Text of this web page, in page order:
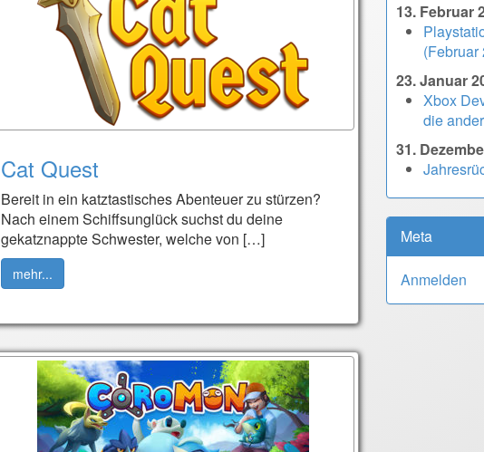
Cat Quest
Bereit in ein katztastisches Abenteuer zu stürzen?
Nach einem Schiffsunglück suchst du deine
gekatznappte Schwester, welche von […]
mehr...
13. Februar
(Februar
23. Januar
Xbox
die
31.
Meta
Anmelden